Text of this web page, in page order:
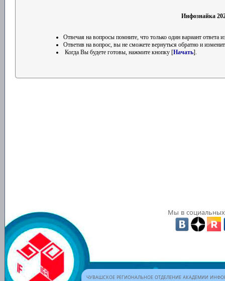
Инфознайка
Отвечая на вопросы помните, что только один вариант ответа
Ответив на вопрос, вы не сможете вернуться обратно и
Когда Вы будете готовы, нажмите кнопку [Начать].
Мы в социальных
ЧУВАШСКОЕ РЕГИОНАЛЬНОЕ ОТДЕЛЕНИЕ АКАДЕМИИ